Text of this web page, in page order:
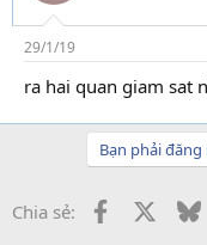
29/1/19
ra hai quan giam sat
Bạn phải
Chia sẻ: Facebook